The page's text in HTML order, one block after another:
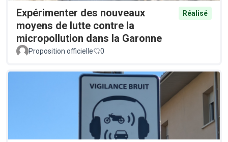
Expérimenter des nouveaux
moyens de lutte contre la
micropollution dans la Garonne
Réalisé
Proposition officielle 0